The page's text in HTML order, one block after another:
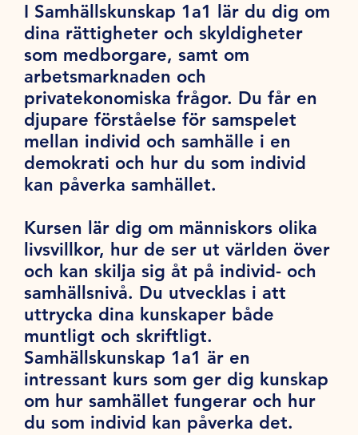
I Samhällskunskap 1a1 lär du dig om
dina rättigheter och skyldigheter
som medborgare, samt om
arbetsmarknaden och
privatekonomiska frågor. Du får en
djupare förståelse för samspelet
mellan individ och samhälle i en
demokrati och hur du som individ
kan påverka samhället.
Kursen lär dig om människors olika
livsvillkor, hur de ser ut världen över
och kan skilja sig åt på individ- och
samhällsnivå. Du utvecklas i att
uttrycka dina kunskaper både
muntligt och skriftligt.
Samhällskunskap 1a1 är en
intressant kurs som ger dig kunskap
om hur samhället fungerar och hur
du som individ kan påverka det.